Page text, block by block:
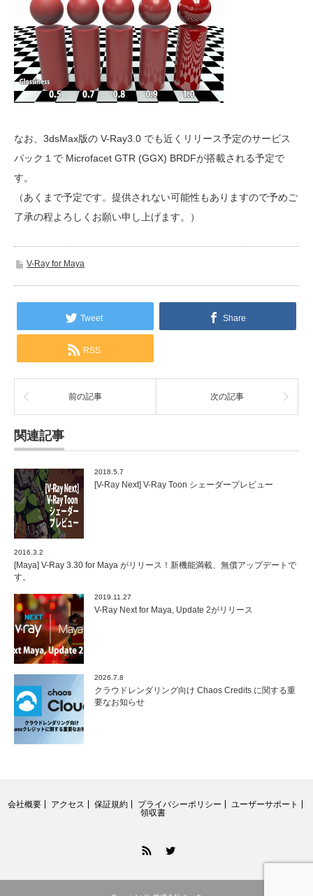
なお、3dsMax版の V-Ray3.0 でも近くリリース予定のサービス
パック１で Microfacet GTR (GGX) BRDFが搭載される予定で
す。
（あくまで予定です。提供されない可能性もありますので予めご
了承の程よろしくお願い申し上げます。）
V-Ray for Maya
Tweet Share
RSS
前の記事 次の記事
関連記事
2018.5.7
[V-Ray Next] V-Ray Toon シェーダープレビュー
2016.3.2
[Maya] V-Ray 3.30 for Maya がリリース！新機能満載、無償アップデートで
す。
2019.11.27
V-Ray Next for Maya, Update 2がリリース
2026.7.8
クラウドレンダリング向け Chaos Credits に関する重
要なお知らせ
会社概要 アクセス 保証規約 プライバシーポリシー
ユーザーサポート
領収書